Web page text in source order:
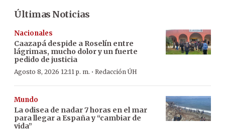
Últimas Noticias
Nacionales
Caazapá despide a Roselín entre
lágrimas, mucho dolor y un fuerte
pedido de justicia
Agosto 8, 2026 12:11 p. m. · Redacción ÚH
Mundo
La odisea de nadar 7 horas en el mar
para llegar a España y “cambiar de
vida”